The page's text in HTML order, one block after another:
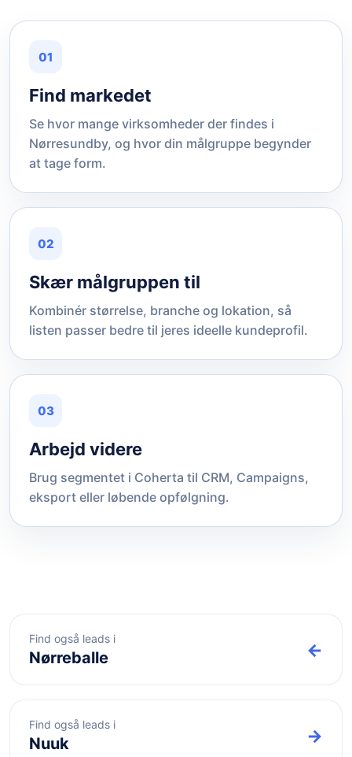
01
Find markedet
Se hvor mange virksomheder der findes i
Nørresundby, og hvor din målgruppe begynder
at tage form.
02
Skær målgruppen til
Kombinér størrelse, branche og lokation, så
listen passer bedre til jeres ideelle kundeprofil.
03
Arbejd videre
Brug segmentet i Coherta til CRM, Campaigns,
eksport eller løbende opfølgning.
Find også leads i
Nørreballe ←
Find også leads i
Nuuk →